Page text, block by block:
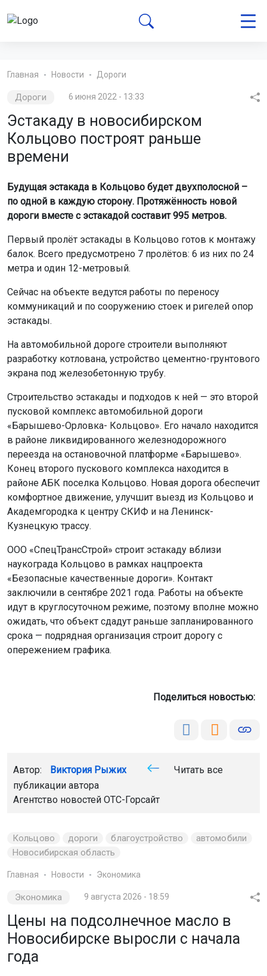
Главная Новости Дороги
Дороги 6 июня 2022 - 13:33
Эстакаду в новосибирском
Кольцово построят раньше
времени
Будущая эстакада в Кольцово будет двухполосной –
по одной в каждую сторону. Протяжённость новой
дороги вместе с эстакадой составит 995 метров.
Первый пролёт эстакады в Кольцово готов к монтажу
балок. Всего предусмотрено 7 пролётов: 6 из них по 24
метра и один 12-метровый.
Сейчас на объекте ведутся работы по переносу
коммуникаций и по сооружению стоек и ригелей опор
эстакады.
На автомобильной дороге строители выполняют
разработку котлована, устройство цементно-грунтового
экрана под железобетонную трубу.
Строительство эстакады и подходов к ней — это второй
пусковой комплекс автомобильной дороги
«Барышево-Орловка- Кольцово». Его начало находится
в районе ликвидированного железнодорожного
переезда на остановочной платформе «Барышево».
Конец второго пускового комплекса находится в
районе АБК поселка Кольцово. Новая дорога обеспечит
комфортное движение, улучшит выезд из Кольцово и
Академгородка к центру СКИФ и на Ленинск-
Кузнецкую трассу.
ООО «СпецТрансСтрой» строит эстакаду вблизи
наукограда Кольцово в рамках нацпроекта
«Безопасные качественные дороги». Контакт
заключили в сентябре 2021 года. Работы на объекте
идут в круглосуточном режиме, поэтому вполне можно
ожидать, что объект сдадут раньше запланированного
срока — подрядная организация строит дорогу с
опережением графика.
Поделиться новостью:
Автор: Виктория Рыжих
Читать все
публикации автора
Агентство новостей ОТС-Горсайт
Кольцово дороги благоустройство
автомобили
Новосибирская область
Главная Новости Экономика
Экономика 9 августа 2026 - 18:59
Цены на подсолнечное масло в
Новосибирске выросли с начала
года